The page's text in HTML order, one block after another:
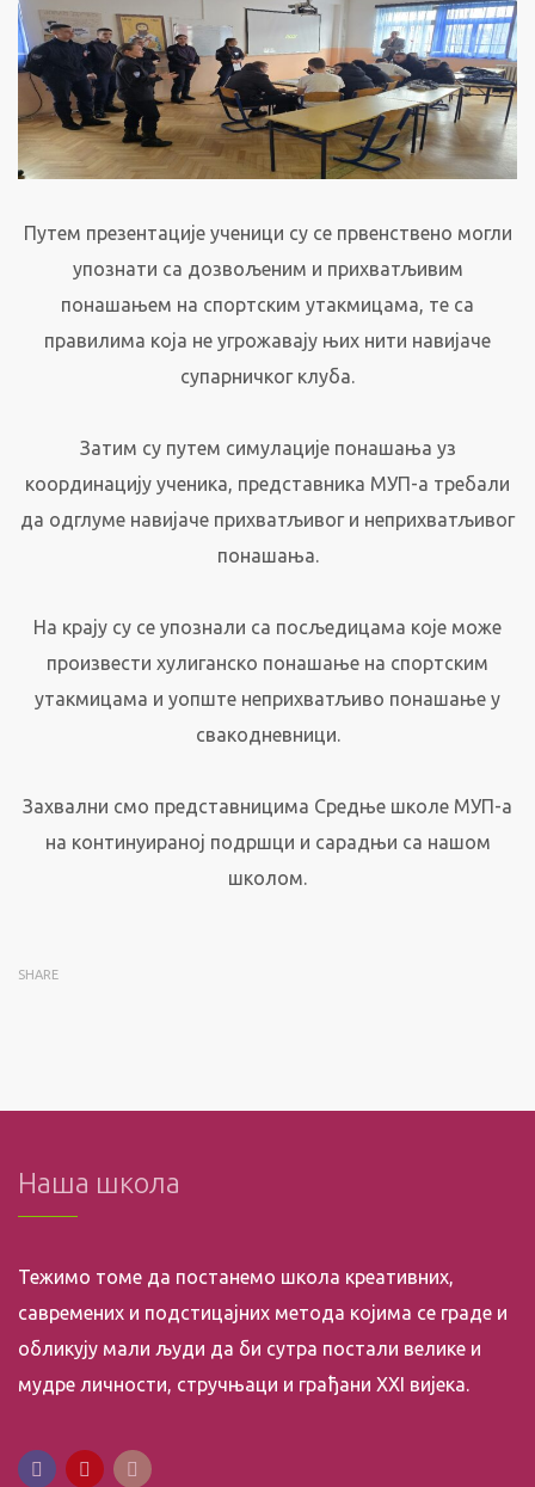
Путем презентације ученици су се првенствено могли
упознати са дозвољеним и прихватљивим
понашањем на спортским утакмицама, те са
правилима која не угрожавају њих нити навијаче
супарничког клуба.
Затим су путем симулације понашања уз
координацију ученика, представника МУП-а требали
да одглуме навијаче прихватљивог и неприхватљивог
понашања.
На крају су се упознали са посљедицама које може
произвести хулиганско понашање на спортским
утакмицама и уопште неприхватљиво понашање у
свакодневници.
Захвални смо представницима Средње школе МУП-а
на континуираној подршци и сарадњи са нашом
школом.
SHARE
Наша школа
Тежимо томе да постанемо школа креативних,
савремених и подстицајних метода којима се граде и
обликују мали људи да би сутра постали велике и
мудре личности, стручњаци и грађани XXI вијека.